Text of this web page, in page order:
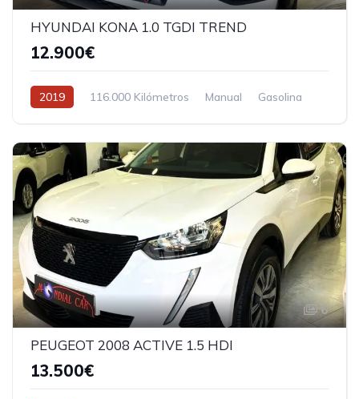
HYUNDAI KONA 1.0 TGDI TREND
12.900€
2019 116.000 Kilómetros Manual Gasolina
6
PEUGEOT 2008 ACTIVE 1.5 HDI
13.500€